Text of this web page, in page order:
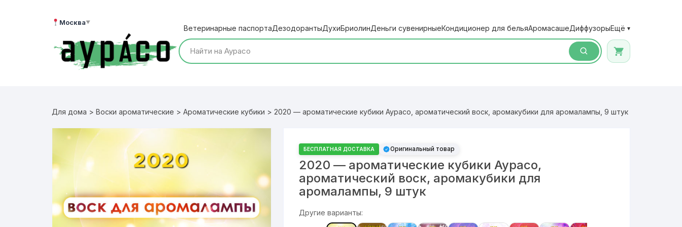
Москва▼
Ветеринарные паспортаДезодорантыДухиБриолинДеньги сувенирныеКондиционер для бельяАромасашеДиффузорыЕщё ▾
Для дома > Воски ароматические > Ароматические кубики > 2020 — ароматические кубики Аурасо, ароматический воск, аромакубики для аромалампы, 9 штук
БЕСПЛАТНАЯ ДОСТАВКА Оригинальный товар
2020 — ароматические кубики Аурасо,
ароматический воск, аромакубики для
аромалампы, 9 штук
Другие варианты: